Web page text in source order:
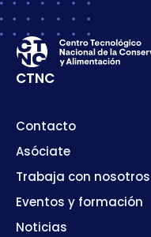
CTNC
Contacto
Asóciate
Trabaja con nosotros
Eventos y formación
Noticias